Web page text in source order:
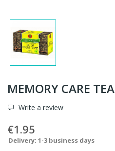
MEMORY CARE TEA
Write a review
€1.95
Delivery: 1-3 business days